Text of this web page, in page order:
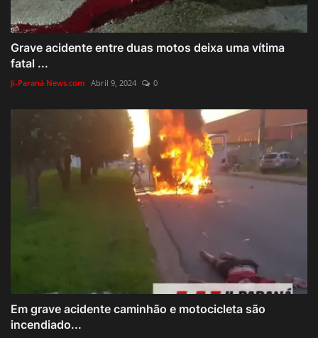
Grave acidente entre duas motos deixa uma vítima
fatal ...
Ji-Paraná News.com Abril 9, 2024 0
Em grave acidente caminhão e motocicleta são
incendiado...